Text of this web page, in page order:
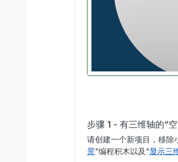
步骤 1 - 有三维轴的“
请创建一个新项目，移除
景"编程积木以及"显示三